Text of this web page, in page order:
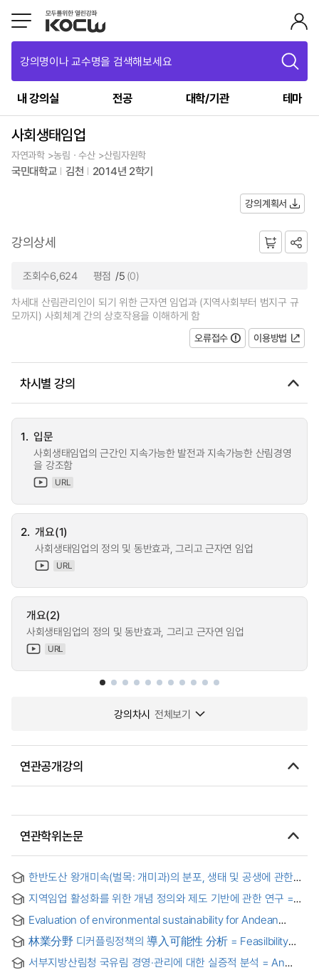
강의명이나 교수명을 검색해보세요
내 강의실 전공 대학/기관 테마
사회생태임업
자연과학 >농림ㆍ수산 >산림자원학
국민대학교 김천 2014년 2학기
강의계획서
강의상세
조회수6,624 평점 /5 (0)
차세대 산림관리인이 되기 위한 근자연 임업과 (지역사회부터 범지구 규
모까지) 사회체계 간의 상호작용을 이해하게 함
오류접수
이용방법
차시별 강의
1. 입문
사회생태임업의 근간인 지속가능한 발전과 지속가능한 산림경영
을 강조함
URL
2. 개요(1)
사회생태임업의 정의 및 동반효과, 그리고 근자연 임업
URL
개요(2)
사회생태임업의 정의 및 동반효과, 그리고 근자연 임업
URL
강의차시 전체보기
연관공개강의
연관학위논문
한반도산 왕개미속(벌목: 개미과)의 분포, 생태 및 공생에 관한
연구 = Distribution, ecology and symbionts of the
carpenter ants camponotus (Hymenoptera: Formicidae) in
the Korean Peninsula
지역임업 활성화를 위한 개념 정의와 제도 기반에 관한 연구 =
Revitalizing Community Forestry
Evaluation of environmental sustainability for Andean
ecosystems management plans in Ecuador, case of
Tungurahua Province
林業分野 디커플링정책의 導入可能性 分析 = Feasilbility
Analysis on Forest Decoupling Policy
서부지방산림청 국유림 경영·관리에 대한 실증적 분석 = An